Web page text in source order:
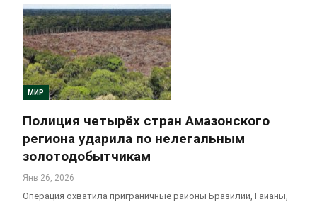
МИР
Полиция четырёх стран Амазонского
региона ударила по нелегальным
золотодобытчикам
Янв 26, 2026
Операция охватила приграничные районы Бразилии, Гайаны,